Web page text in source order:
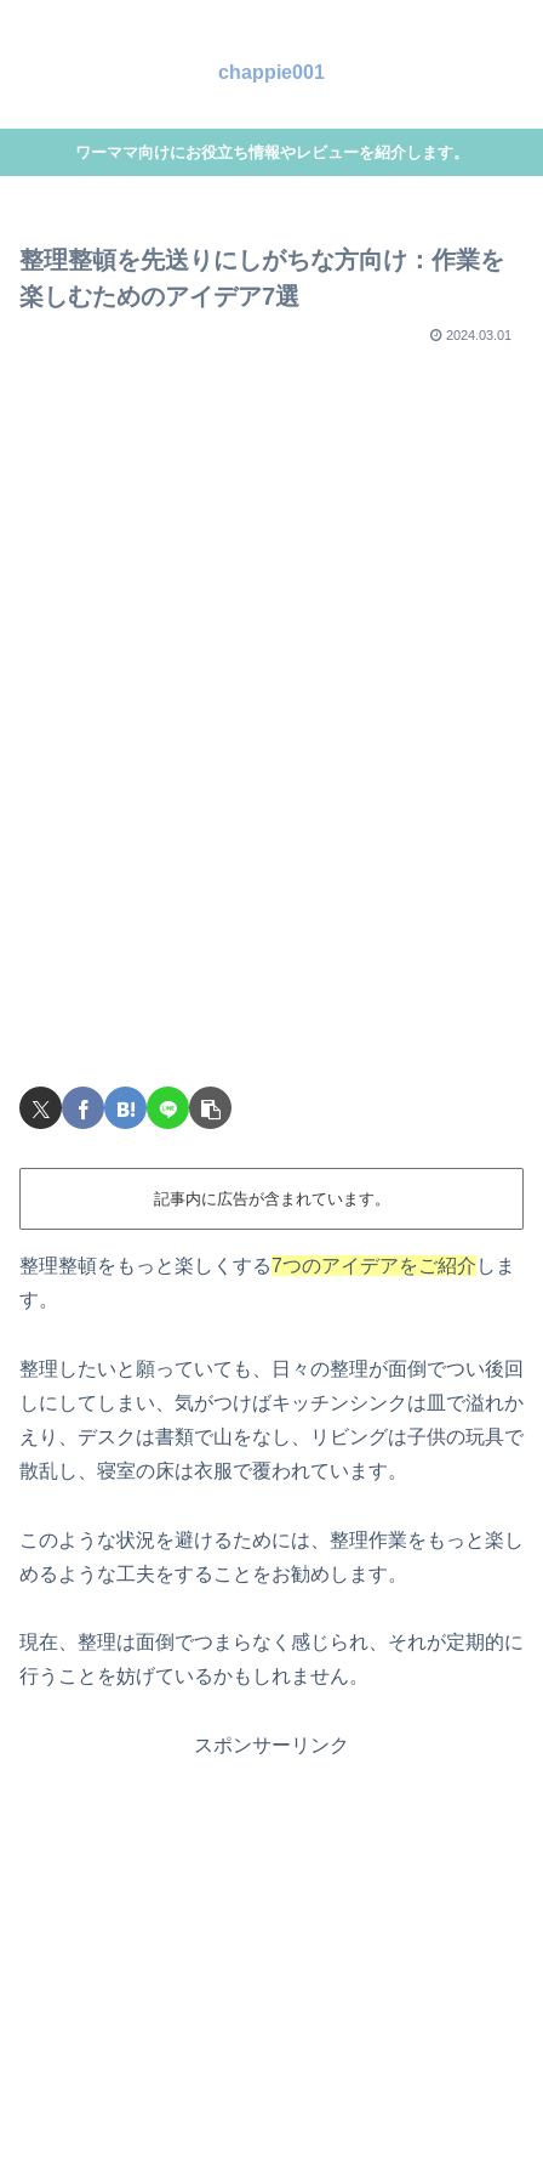
chappie001
ワーママ向けにお役立ち情報やレビューを紹介します。
整理整頓を先送りにしがちな方向け：作業を
楽しむためのアイデア7選
2024.03.01
記事内に広告が含まれています。
整理整頓をもっと楽しくする7つのアイデアをご紹介 しま
す。
整理したいと願っていても、日々の整理が面倒でつい後回
しにしてしまい、気がつけばキッチンシンクは皿で溢れか
えり、デスクは書類で山をなし、リビングは子供の玩具で
散乱し、寝室の床は衣服で覆われています。
このような状況を避けるためには、整理作業をもっと楽し
めるような工夫をすることをお勧めします。
現在、整理は面倒でつまらなく感じられ、それが定期的に
行うことを妨げているかもしれません。
スポンサーリンク